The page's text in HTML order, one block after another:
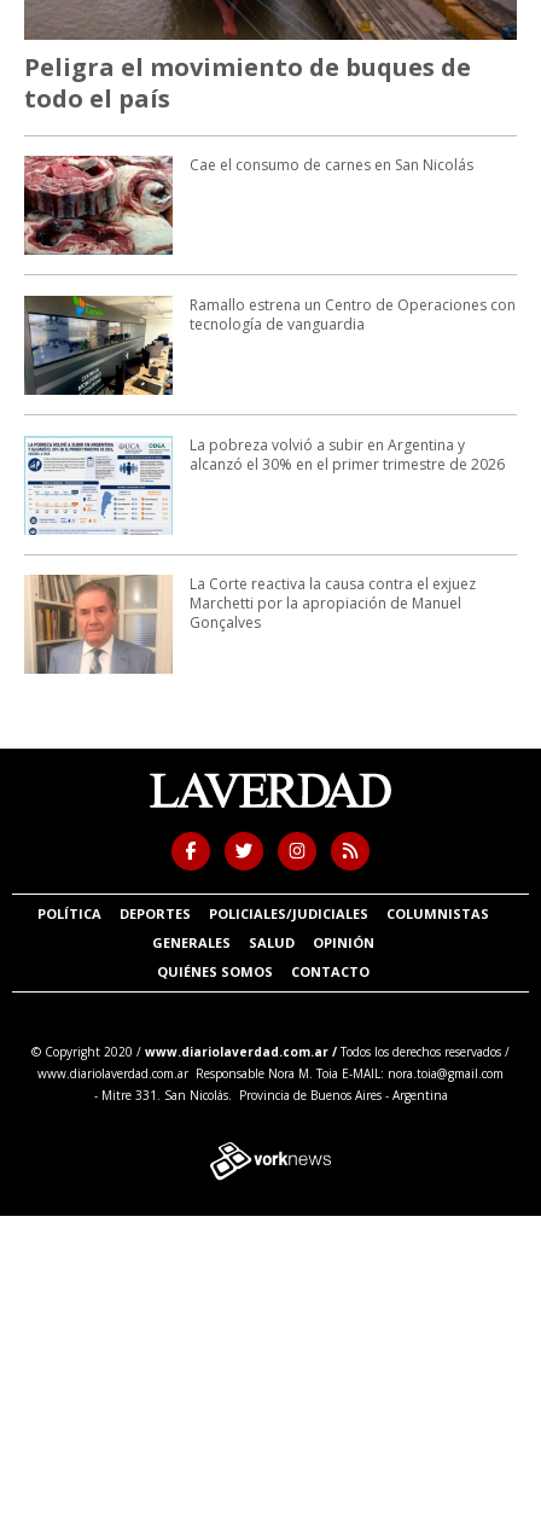
Peligra el movimiento de buques de
todo el país
Cae el consumo de carnes en San Nicolás
Ramallo estrena un Centro de Operaciones con
tecnología de vanguardia
La pobreza volvió a subir en Argentina y
alcanzó el 30% en el primer trimestre de 2026
La Corte reactiva la causa contra el exjuez
Marchetti por la apropiación de Manuel
Gonçalves
POLÍTICA DEPORTES POLICIALES/JUDICIALES
COLUMNISTAS
GENERALES
SALUD
OPINIÓN
QUIÉNES SOMOS
CONTACTO
© Copyright 2020 / www.diariolaverdad.com.ar /Todos los derechos reservados /
www.diariolaverdad.com.ar Responsable Nora M. Toia E-MAIL: nora.toia@gmail.com
- Mitre 331. San Nicolás. Provincia de Buenos Aires - Argentina